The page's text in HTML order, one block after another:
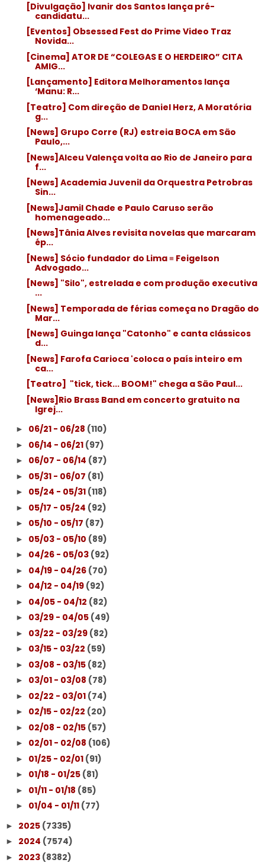
[Divulgação] Ivanir dos Santos lança pré-
candidatu...
[Eventos] Obsessed Fest do Prime Video Traz
Novida...
[Cinema] ATOR DE “COLEGAS E O HERDEIRO” CITA
AMIG...
[Lançamento] Editora Melhoramentos lança
‘Manu: R...
[Teatro] Com direção de Daniel Herz, A Moratória
g...
[News] Grupo Corre (RJ) estreia BOCA em São
Paulo,...
[News]Alceu Valença volta ao Rio de Janeiro para
f...
[News] Academia Juvenil da Orquestra Petrobras
Sin...
[News]Jamil Chade e Paulo Caruso serão
homenageado...
[News]Tânia Alves revisita novelas que marcaram
ép...
[News] Sócio fundador do Lima ≡ Feigelson
Advogado...
[News] "Silo", estrelada e com produção executiva
...
[News] Temporada de férias começa no Dragão do
Mar...
[News] Guinga lança "Catonho" e canta clássicos
d...
[News] Farofa Carioca 'coloca o país inteiro em
ca...
[Teatro] ­ "tick, tick... BOOM!" chega a São Paul...
[News]Rio Brass Band em concerto gratuito na
Igrej...
► 06/21 - 06/28 (110)
► 06/14 - 06/21 (97)
► 06/07 - 06/14 (87)
► 05/31 - 06/07 (81)
► 05/24 - 05/31 (118)
► 05/17 - 05/24 (92)
► 05/10 - 05/17 (87)
► 05/03 - 05/10 (89)
► 04/26 - 05/03 (92)
► 04/19 - 04/26 (70)
► 04/12 - 04/19 (92)
► 04/05 - 04/12 (82)
► 03/29 - 04/05 (49)
► 03/22 - 03/29 (82)
► 03/15 - 03/22 (59)
► 03/08 - 03/15 (82)
► 03/01 - 03/08 (78)
► 02/22 - 03/01 (74)
► 02/15 - 02/22 (20)
► 02/08 - 02/15 (57)
► 02/01 - 02/08 (106)
► 01/25 - 02/01 (91)
► 01/18 - 01/25 (81)
► 01/11 - 01/18 (85)
► 01/04 - 01/11 (77)
► 2025 (7335)
► 2024 (7574)
► 2023 (8382)